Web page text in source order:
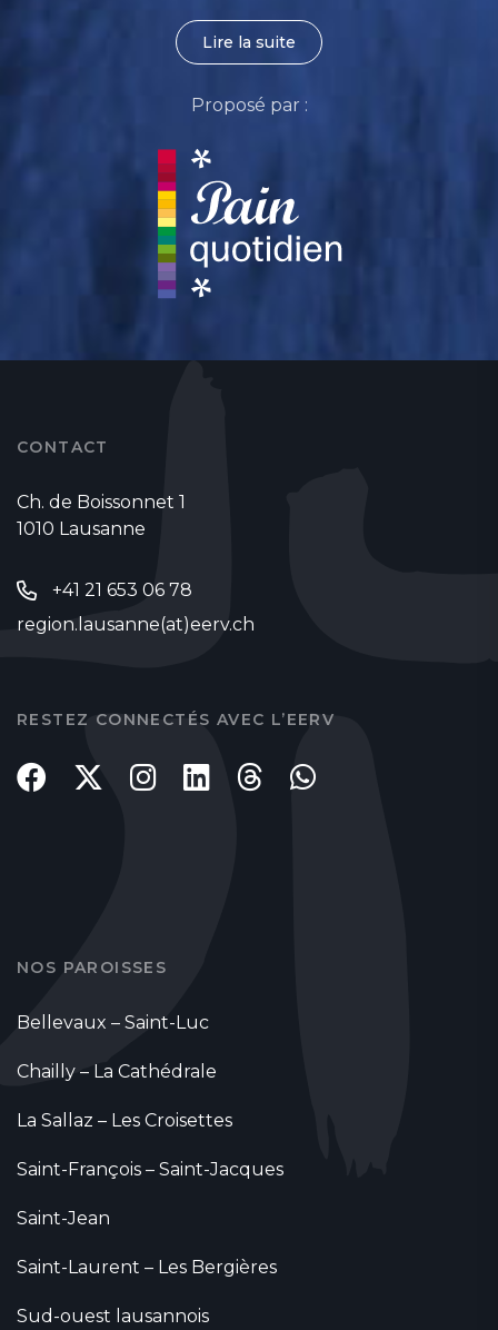
Lire la suite
Proposé par :
CONTACT
Ch. de Boissonnet 1
1010 Lausanne
+41 21 653 06 78
region.lausanne(at)eerv.ch
RESTEZ CONNECTÉS AVEC L’EERV
NOS PAROISSES
Bellevaux – Saint-Luc
Chailly – La Cathédrale
La Sallaz – Les Croisettes
Saint-François – Saint-Jacques
Saint-Jean
Saint-Laurent – Les Bergières
Sud-ouest lausannois